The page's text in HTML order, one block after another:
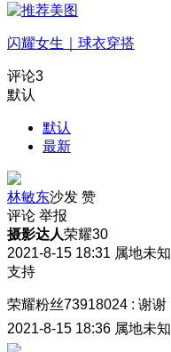
闪耀女生｜球衣穿搭
评论3
默认
默认
最新
林敏东沙发 赞
评论 举报
摄影达人荣耀30
2021-8-15 18:31 属地未知
支持
荣耀粉丝73918024 : 谢谢
2021-8-15 18:36 属地未知